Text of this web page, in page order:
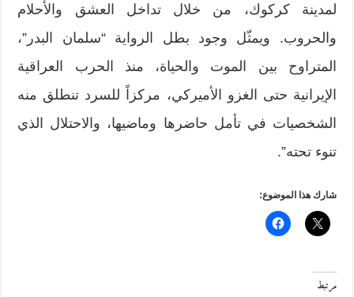
لمدينة كركوك، من خلال تداخل العشق والأحلام
والحروب. ويمثّل وجود بطل الرواية “سلمان البدر”،
المتراوح بين الموت والحياة، منذ الحرب العراقية
الإيرانية حتى الغزو الأميركي، مركزاً للسرد تنطلق منه
الشخصيات في تأمل حاضرها وماضيها، والاحتلال الذي
تنوء تحته”.
شارك هذا الموضوع:
مرتبط